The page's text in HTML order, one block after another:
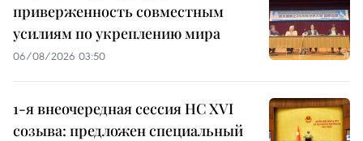
приверженность совместным
усилиям по укреплению мира
06/08/2026 03:50
1-я внеочередная сессия НС XVI
созыва: предложен специальный